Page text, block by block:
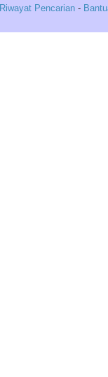
Riwayat Pencarian -